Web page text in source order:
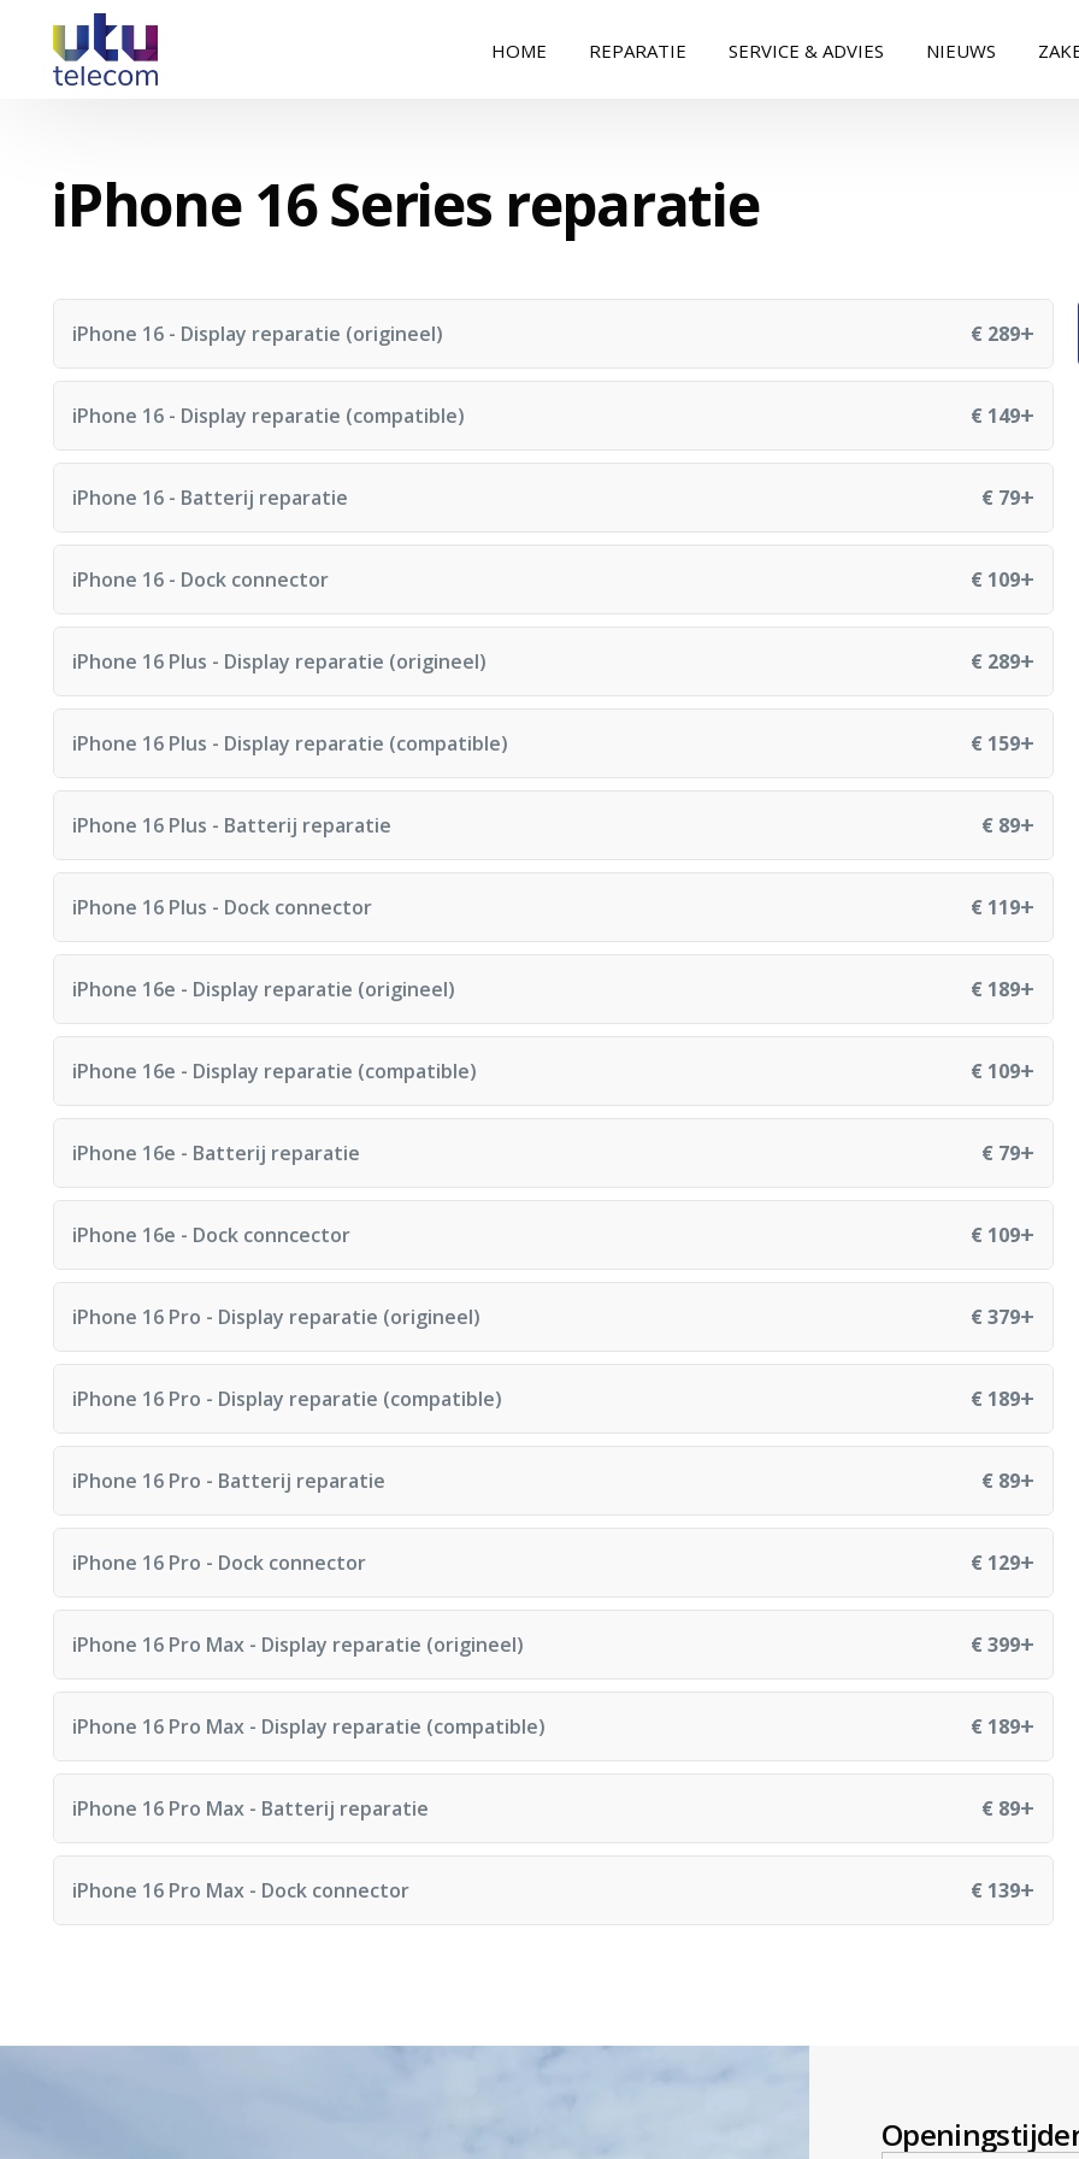
HOME REPARATIE SERVICE & ADVIES NIEUWS
iPhone 16 Series reparatie
iPhone 16 - Display reparatie (origineel) € 289+
Reparatietijd: 60 minuten
iPhone 16 - Display reparatie (compatible) € 149+
Reparatietijd: 60 minuten
iPhone 16 - Batterij reparatie € 79+
Reparatietijd: 60 minuten
iPhone 16 - Dock connector € 109+
Reparatietijd: 60 minuten
iPhone 16 Plus - Display reparatie (origineel) € 289+
Reparatietijd: 60 minuten
iPhone 16 Plus - Display reparatie (compatible) € 159+
Reparatietijd: 60 minuten
iPhone 16 Plus - Batterij reparatie € 89+
Reparatietijd: 60 minuten
iPhone 16 Plus - Dock connector € 119+
Reparatietijd: 60 minuten
iPhone 16e - Display reparatie (origineel) € 189+
Reparatietijd: 60 minuten
iPhone 16e - Display reparatie (compatible) € 109+
Reparatietijd: 60 minuten
iPhone 16e - Batterij reparatie € 79+
Reparatietijd: 60 minuten
iPhone 16e - Dock conncector € 109+
Reparatietijd: 60 minuten
iPhone 16 Pro - Display reparatie (origineel) € 379+
Reparatietijd: 60 minuten
iPhone 16 Pro - Display reparatie (compatible) € 189+
Reparatietijd: 60 minuten
iPhone 16 Pro - Batterij reparatie € 89+
Reparatietijd: 60 minuten
iPhone 16 Pro - Dock connector € 129+
Reparatietijd: 60 minuten
iPhone 16 Pro Max - Display reparatie (origineel) € 399+
Reparatietijd: 60 minuten
iPhone 16 Pro Max - Display reparatie (compatible) € 189+
Reparatietijd: 60 minuten
iPhone 16 Pro Max - Batterij reparatie € 89+
Reparatietijd: 60 minuten
iPhone 16 Pro Max - Dock connector € 139+